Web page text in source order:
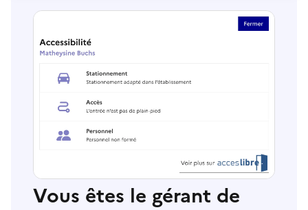
Vous êtes le gérant de